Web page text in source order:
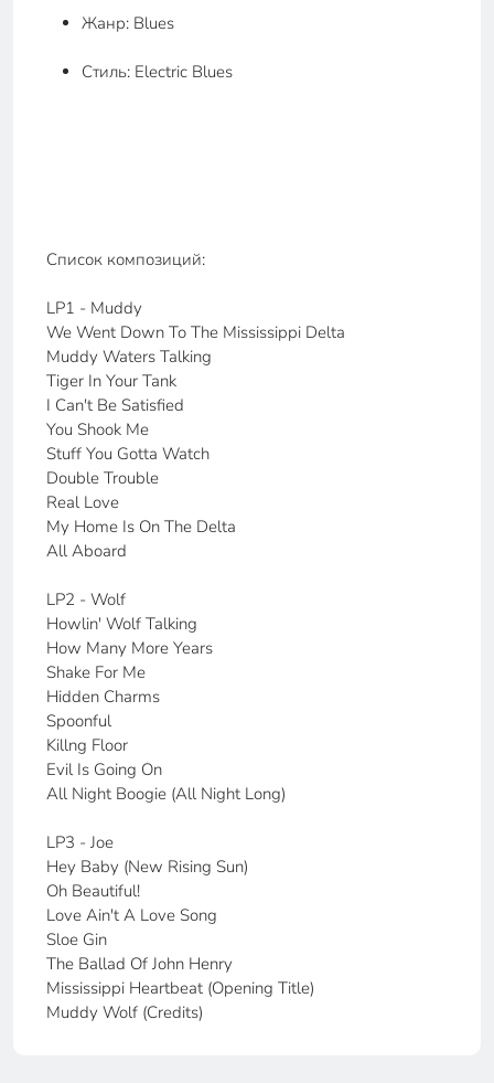
Жанр: Blues
Стиль: Electric Blues
Список композиций:
LP1 - Muddy
We Went Down To The Mississippi Delta
Muddy Waters Talking
Tiger In Your Tank
I Can't Be Satisfied
You Shook Me
Stuff You Gotta Watch
Double Trouble
Real Love
My Home Is On The Delta
All Aboard
LP2 - Wolf
Howlin' Wolf Talking
How Many More Years
Shake For Me
Hidden Charms
Spoonful
Killng Floor
Evil Is Going On
All Night Boogie (All Night Long)
LP3 - Joe
Hey Baby (New Rising Sun)
Oh Beautiful!
Love Ain't A Love Song
Sloe Gin
The Ballad Of John Henry
Mississippi Heartbeat (Opening Title)
Muddy Wolf (Credits)